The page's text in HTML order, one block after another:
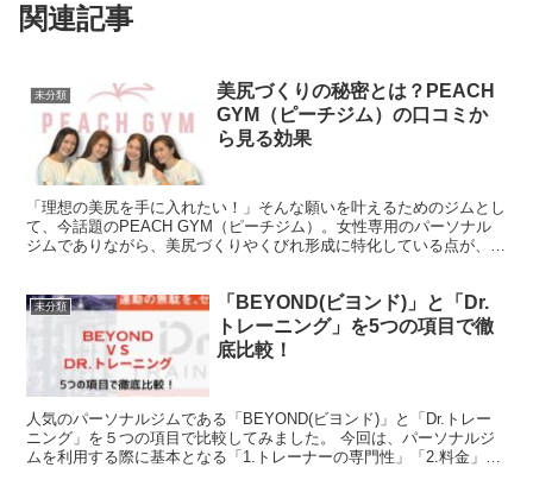
関連記事
未分類
美尻づくりの秘密とは？PEACH
GYM（ピーチジム）の口コミか
ら見る効果
「理想の美尻を手に入れたい！」そんな願いを叶えるためのジムとし
て、今話題のPEACH GYM（ピーチジム）。女性専用のパーソナル
ジムでありながら、美尻づくりやくびれ形成に特化している点が、多
未分類
「BEYOND(ビヨンド)」と「Dr.
トレーニング」を5つの項目で徹
底比較！
人気のパーソナルジムである「BEYOND(ビヨンド)」と「Dr.トレー
ニング」を５つの項目で比較してみました。 今回は、パーソナルジ
ムを利用する際に基本となる「1.トレーナーの専門性」「2.料金」